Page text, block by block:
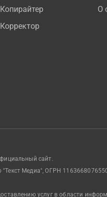
Копирайтер
Корректор
О
сайт.
Медиа", ОГРН
услуг в области